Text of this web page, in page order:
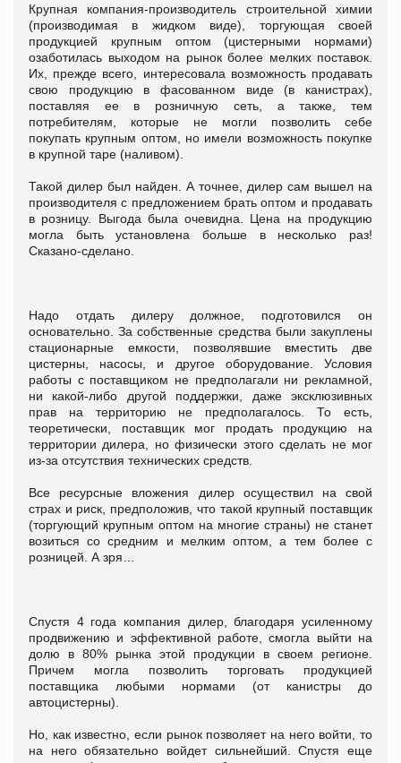
Крупная компания-производитель строительной химии
(производимая в жидком виде), торгующая своей
продукцией крупным оптом (цистерными нормами)
озаботилась выходом на рынок более мелких поставок.
Их, прежде всего, интересовала возможность продавать
свою продукцию в фасованном виде (в канистрах),
поставляя ее в розничную сеть, а также, тем
потребителям, которые не могли позволить себе
покупать крупным оптом, но имели возможность покупке
в крупной таре (наливом).
Такой дилер был найден. А точнее, дилер сам вышел на
производителя с предложением брать оптом и продавать
в розницу. Выгода была очевидна. Цена на продукцию
могла быть установлена больше в несколько раз!
Сказано-сделано.
Надо отдать дилеру должное, подготовился он
основательно. За собственные средства были закуплены
стационарные емкости, позволявшие вместить две
цистерны, насосы, и другое оборудование. Условия
работы с поставщиком не предполагали ни рекламной,
ни какой-либо другой поддержки, даже эксклюзивных
прав на территорию не предполагалось. То есть,
теоретически, поставщик мог продать продукцию на
территории дилера, но физически этого сделать не мог
из-за отсутствия технических средств.
Все ресурсные вложения дилер осуществил на свой
страх и риск, предположив, что такой крупный поставщик
(торгующий крупным оптом на многие страны) не станет
возиться со средним и мелким оптом, а тем более с
розницей. А зря…
Спустя 4 года компания дилер, благодаря усиленному
продвижению и эффективной работе, смогла выйти на
долю в 80% рынка этой продукции в своем регионе.
Причем могла позволить торговать продукцией
поставщика любыми нормами (от канистры до
автоцистерны).
Но, как известно, если рынок позволяет на него войти, то
на него обязательно войдет сильнейший. Спустя еще